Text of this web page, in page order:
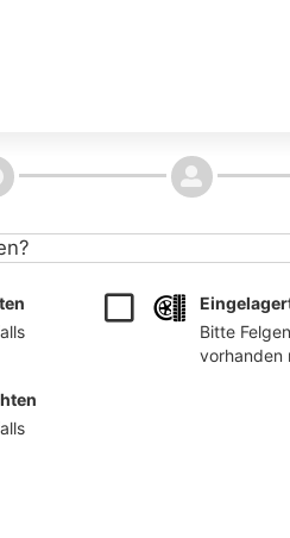
Bitte
vorhanden